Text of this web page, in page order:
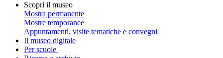
Scopri il museo
Mostra permanente
Mostre temporanee
Appuntamenti, visite tematiche e convegni
Il museo digitale
Per scuole